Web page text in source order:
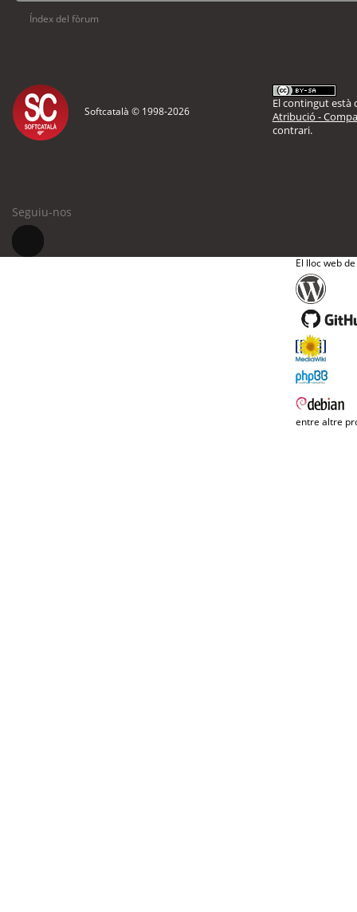
Índex del fòrum
Softcatalà © 1998-2026
El contingut està
Atribució -
contrari.
Seguiu-nos
El lloc web
entre altre